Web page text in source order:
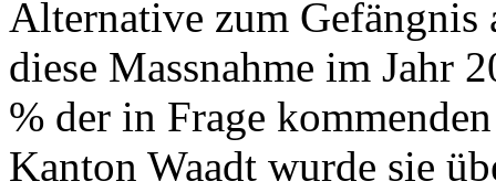
Alternative zum Gefängnis
diese Massnahme im Jahr
% der in Frage
Kanton Waadt wurde sie